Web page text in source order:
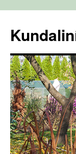
obsahu
webu